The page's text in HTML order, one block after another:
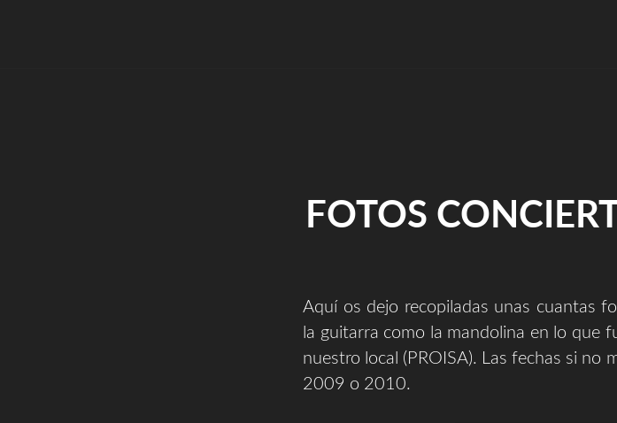
FOTOS
Aquí os dejo recopiladas unas cuantas
la guitarra como la mandolina en lo que
nuestro local (PROISA). Las fechas si no
2009 o 2010.